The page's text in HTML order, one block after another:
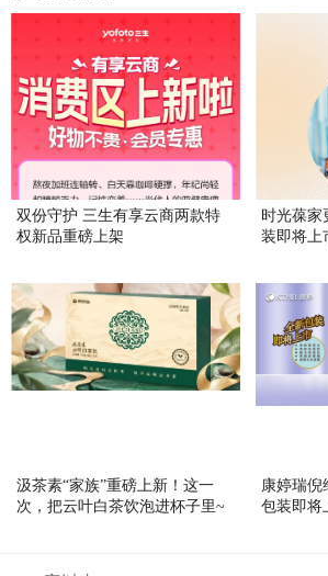
双份守护 三生有享云商两款特
权新品重磅上架
时光葆家
装即将上
汲茶素“家族”重磅上新！这一
次，把云叶白茶饮泡进杯子里~
康婷瑞倪
包装即将